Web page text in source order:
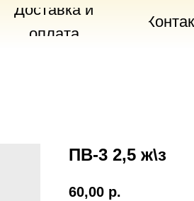
Доставка и
оплата
ПВ-3 2,5 ж\з
60,00 р.